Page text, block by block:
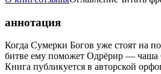
аннотация
Когда Сумерки Богов уже стоят на
битве ему поможет Одрёрир — чаша
Книга публикуется в авторской